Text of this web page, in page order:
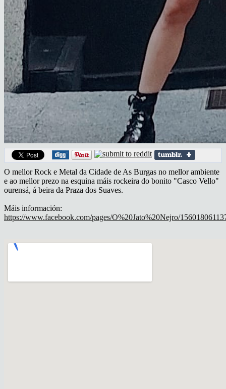
O mellor Rock e Metal da Cidade de As Burgas no mellor ambiente
e ao mellor prezo na esquina máis rockeira do bonito "Casco Vello"
ourensá, á beira da Praza dos Suaves.
Máis información:
https://www.facebook.com/pages/O%20Jato%20Nejro/